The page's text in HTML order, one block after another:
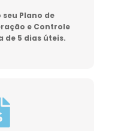
Plano de
e Controle
de 5 dias úteis.